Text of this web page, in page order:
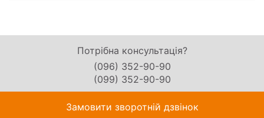
Потрібна консультація?
(096) 352-90-90
(099) 352-90-90
Замовити зворотній дзвінок